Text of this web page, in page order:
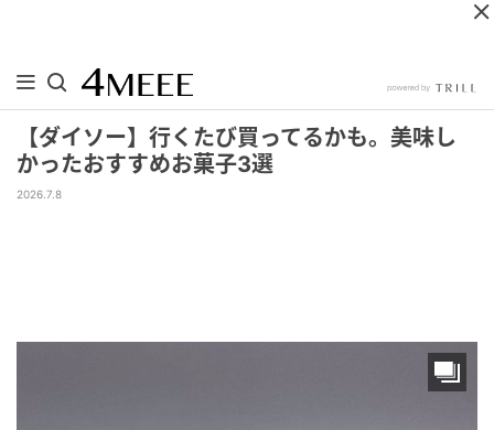
【ダイソー】行くたび買ってるかも。美味し
かったおすすめお菓子3選
2026.7.8